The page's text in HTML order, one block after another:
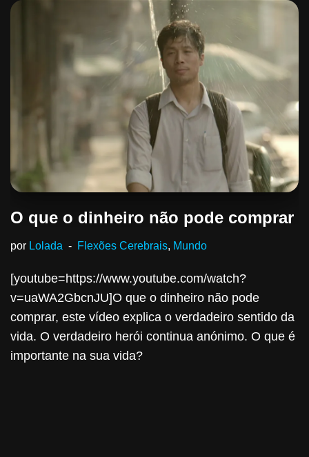
O que o dinheiro não pode comprar
por Lolada Flexões Cerebrais, Mundo
[youtube=https://www.youtube.com/watch?
v=uaWA2GbcnJU]O que o dinheiro não pode
comprar, este vídeo explica o verdadeiro sentido da
vida. O verdadeiro herói continua anónimo. O que é
importante na sua vida?